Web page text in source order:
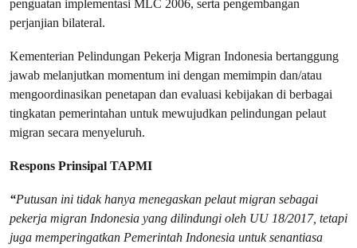
penguatan implementasi MLC 2006, serta pengembangan
perjanjian bilateral.
Kementerian Pelindungan Pekerja Migran Indonesia bertanggung
jawab melanjutkan momentum ini dengan memimpin dan/atau
mengoordinasikan penetapan dan evaluasi kebijakan di berbagai
tingkatan pemerintahan untuk mewujudkan pelindungan pelaut
migran secara menyeluruh.
Respons Prinsipal TAPMI
“Putusan ini tidak hanya menegaskan pelaut migran sebagai
pekerja migran Indonesia yang dilindungi oleh UU 18/2017, tetapi
juga memperingatkan Pemerintah Indonesia untuk senantiasa